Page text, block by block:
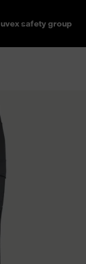
uvex safety group